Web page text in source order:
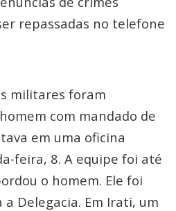
repassadas no telefone
militares foram
com mandado de
em uma oficina
feira, 8. A equipe foi até
o homem. Ele foi
Delegacia. Em Irati, um